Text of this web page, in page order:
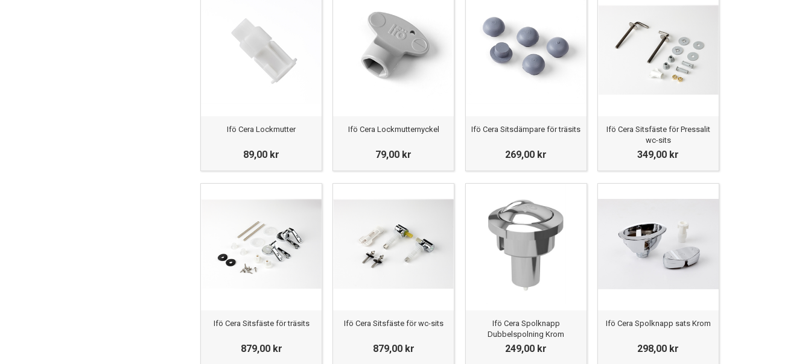
Ifö Cera Lockmutter
89,00 kr
Ifö Cera Lockmutternyckel
79,00 kr
Ifö Cera Sitsdämpare för träsits
269,00 kr
Ifö Cera Sitsfäste för Pressalit
wc-sits
349,00 kr
Ifö Cera Sitsfäste för träsits
879,00 kr
Ifö Cera Sitsfäste för wc-sits
879,00 kr
Ifö Cera Spolknapp
Dubbelspolning Krom
249,00 kr
Ifö Cera Spolknapp sats Krom
298,00 kr